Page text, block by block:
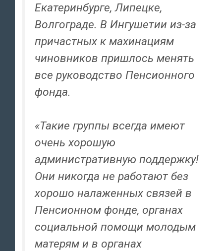
Екатеринбурге, Липецке,
Волгограде. В Ингушетии из-за
причастных к махинациям
чиновников пришлось менять
все руководство Пенсионного
фонда.
«Такие группы всегда имеют
очень хорошую
административную поддержку!
Они никогда не работают без
хорошо налаженных связей в
Пенсионном фонде, органах
социальной помощи молодым
матерям и в органах